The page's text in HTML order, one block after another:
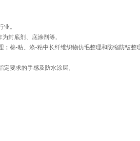
。
封底剂、底涂剂等。
棉-粘、涤-粘中长纤维织物仿毛整理和防缩防皱整
要求的手感及防水涂层。